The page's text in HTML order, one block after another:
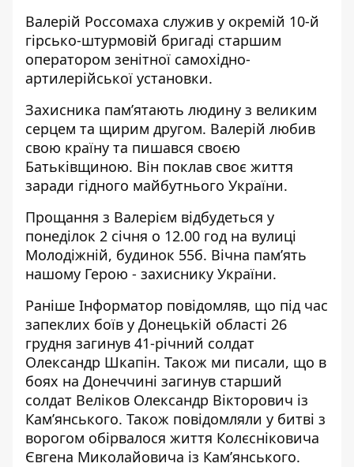
Валерій Россомаха служив у окремій 10-й
гірсько-штурмовій бригаді старшим
оператором зенітної самохідно-
артилерійської установки.
Захисника пам’ятають людину з великим
серцем та щирим другом. Валерій любив
свою країну та пишався своєю
Батьківщиною. Він поклав своє життя
заради гідного майбутнього України.
Прощання з Валерієм відбудеться у
понеділок 2 січня о 12.00 год на вулиці
Молодіжній, будинок 55б. Вічна пам’ять
нашому Герою - захиснику України.
Раніше Інформатор повідомляв, що під час
запеклих боїв у Донецькій області 26
грудня загинув 41-річний солдат
Олександр Шкапін. Також ми писали, що в
боях на Донеччині загинув старший
солдат Веліков Олександр Вікторович із
Кам’янського. Також повідомляли у битві з
ворогом обірвалося життя Колєсніковича
Євгена Миколайовича із Кам’янського.